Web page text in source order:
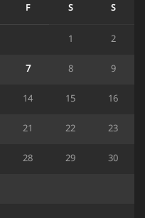
F S S
1 2
7 8 9
14 15 16
21 22 23
28 29 30